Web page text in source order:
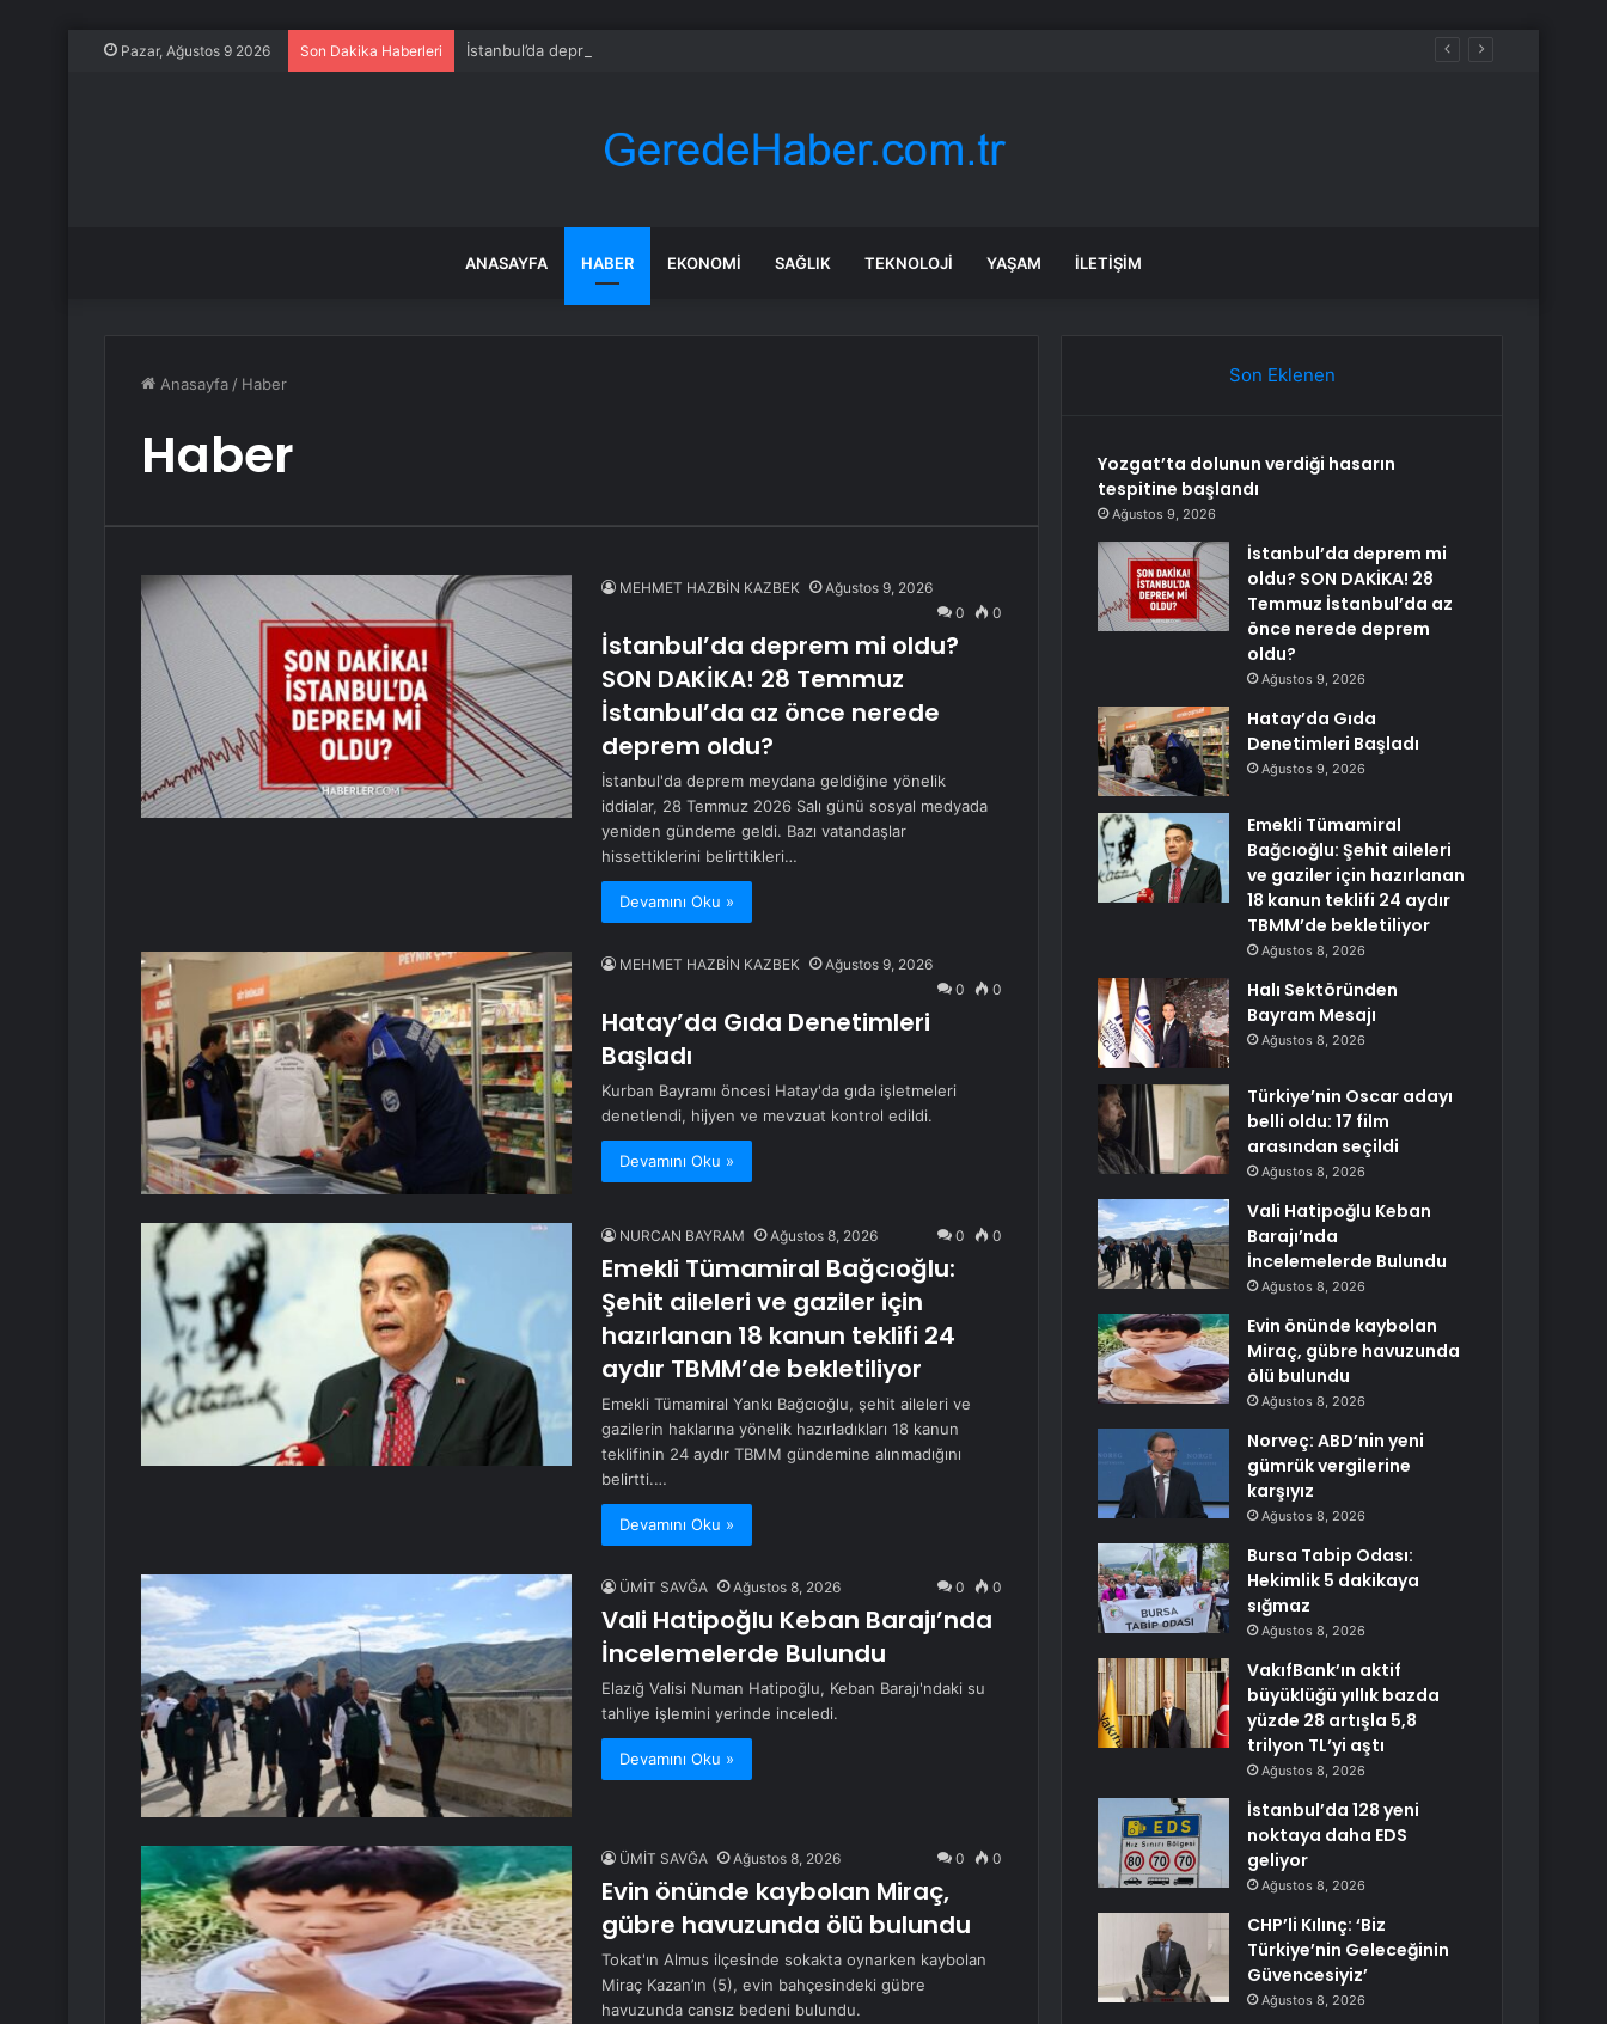
Pazar, Ağustos 9 2026 Son Dakika Haberleri İstanbul’da deprem mi oldu? SON DAKİKA! 28 Temmuz İstanbul’da az önce nerede deprem oldu?
ANASAYFA HABER EKONOMI SAĞLIK TEKNOLOJI YAŞAM İLETIŞIM
Anasayfa / Haber
Haber
MEHMET HAZBİN KAZBEK
Ağustos 9, 2026
0
0
İstanbul’da deprem mi oldu?
SON DAKİKA! 28 Temmuz
İstanbul’da az önce nerede
deprem oldu?
İstanbul'da deprem meydana geldiğine yönelik
iddialar, 28 Temmuz 2026 Salı günü sosyal medyada
yeniden gündeme geldi. Bazı vatandaşlar
hissettiklerini belirttikleri…
Devamını Oku »
MEHMET HAZBİN KAZBEK
Ağustos 9, 2026
0
0
Hatay’da Gıda Denetimleri
Başladı
Kurban Bayramı öncesi Hatay'da gıda işletmeleri
denetlendi, hijyen ve mevzuat kontrol edildi.
Devamını Oku »
NURCAN BAYRAM Ağustos 8, 2026 0 0
Emekli Tümamiral Bağcıoğlu:
Şehit aileleri ve gaziler için
hazırlanan 18 kanun teklifi 24
aydır TBMM’de bekletiliyor
Emekli Tümamiral Yankı Bağcıoğlu, şehit aileleri ve
gazilerin haklarına yönelik hazırladıkları 18 kanun
teklifinin 24 aydır TBMM gündemine alınmadığını
belirtti.…
Devamını Oku »
ÜMİT SAVĞA Ağustos 8, 2026 0 0
Vali Hatipoğlu Keban Barajı’nda
İncelemelerde Bulundu
Elazığ Valisi Numan Hatipoğlu, Keban Barajı'ndaki su
tahliye işlemini yerinde inceledi.
Devamını Oku »
ÜMİT SAVĞA Ağustos 8, 2026 0 0
Evin önünde kaybolan Miraç,
gübre havuzunda ölü bulundu
Tokat'ın Almus ilçesinde sokakta oynarken kaybolan
Miraç Kazan’ın (5), evin bahçesindeki gübre
havuzunda cansız bedeni bulundu.
Son Eklenen
Yozgat’ta dolunun verdiği hasarın
tespitine başlandı
Ağustos 9, 2026
İstanbul’da deprem mi
oldu? SON DAKİKA! 28
Temmuz İstanbul’da az
önce nerede deprem
oldu?
Ağustos 9, 2026
Hatay’da Gıda
Denetimleri Başladı
Ağustos 9, 2026
Emekli Tümamiral
Bağcıoğlu: Şehit aileleri
ve gaziler için hazırlanan
18 kanun teklifi 24 aydır
TBMM’de bekletiliyor
Ağustos 8, 2026
Halı Sektöründen
Bayram Mesajı
Ağustos 8, 2026
Türkiye’nin Oscar adayı
belli oldu: 17 film
arasından seçildi
Ağustos 8, 2026
Vali Hatipoğlu Keban
Barajı’nda
İncelemelerde Bulundu
Ağustos 8, 2026
Evin önünde kaybolan
Miraç, gübre havuzunda
ölü bulundu
Ağustos 8, 2026
Norveç: ABD’nin yeni
gümrük vergilerine
karşıyız
Ağustos 8, 2026
Bursa Tabip Odası:
Hekimlik 5 dakikaya
sığmaz
Ağustos 8, 2026
VakıfBank’ın aktif
büyüklüğü yıllık bazda
yüzde 28 artışla 5,8
trilyon TL’yi aştı
Ağustos 8, 2026
İstanbul’da 128 yeni
noktaya daha EDS
geliyor
Ağustos 8, 2026
CHP’li Kılınç: ‘Biz
Türkiye’nin Geleceğinin
Güvencesiyiz’
Ağustos 8, 2026